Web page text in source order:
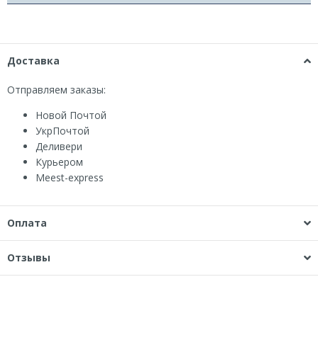
Доставка
Отправляем заказы:
Новой Почтой
УкрПочтой
Деливери
Курьером
Мeest-express
Оплата
Отзывы